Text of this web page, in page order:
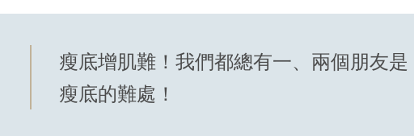
瘦底增肌難！我們都總有一、兩個朋友
瘦底的難處！